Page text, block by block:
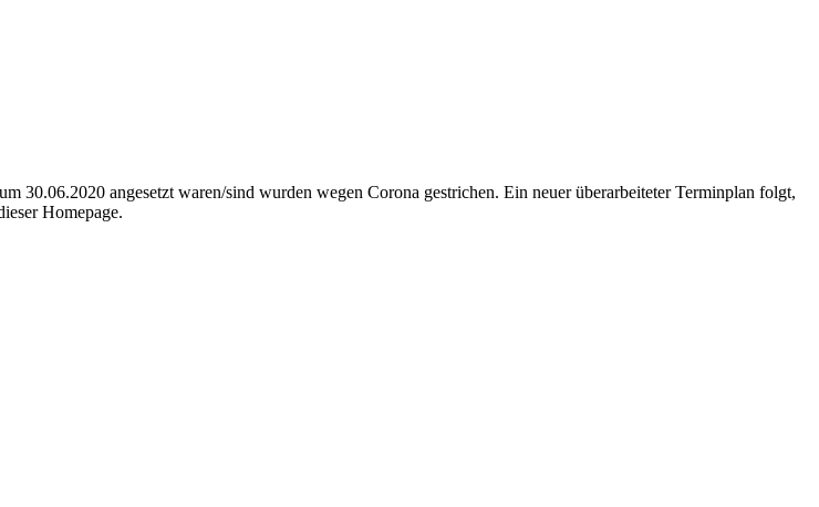
30.06.2020 angesetzt waren/sind wurden wegen Corona gestrichen. Ein neuer überarbeiteter Terminplan folgt,
Homepage.